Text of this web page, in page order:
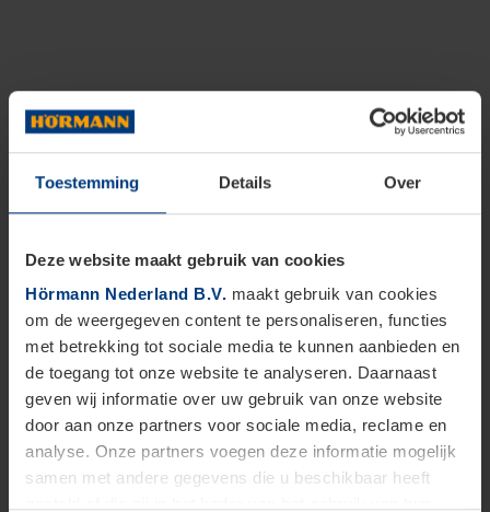
Toestemming Details Over
Deze website maakt gebruik van cookies
Hörmann Nederland B.V. maakt gebruik van cookies
om de weergegeven content te personaliseren, functies
met betrekking tot sociale media te kunnen aanbieden en
de toegang tot onze website te analyseren. Daarnaast
geven wij informatie over uw gebruik van onze website
door aan onze partners voor sociale media, reclame en
analyse. Onze partners voegen deze informatie mogelijk
samen met andere gegevens die u beschikbaar heeft